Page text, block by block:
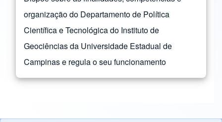
organização do Departamento de Política
Científica e Tecnológica do Instituto de
Geociências da Universidade Estadual de
Campinas e regula o seu funcionamento